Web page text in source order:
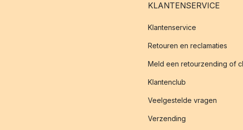
KLANTENSERVICE
Klantenservice
Retouren en reclamaties
Meld een retourzending of
Klantenclub
Veelgestelde vragen
Verzending